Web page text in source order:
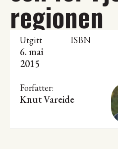
regionen
Utgitt
6. mai
2015
ISBN
Forfatter:
Knut Vareide